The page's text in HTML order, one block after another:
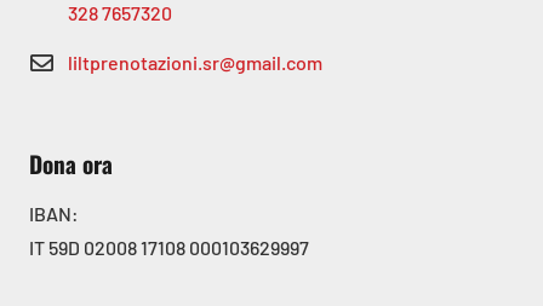
328 7657320
liltprenotazioni.sr@gmail.com
Dona ora
IBAN:
IT 59D 02008 17108 000103629997